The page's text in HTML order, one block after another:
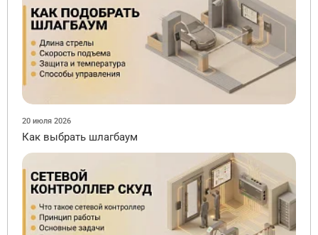
20 июля 2026
Как выбрать шлагбаум